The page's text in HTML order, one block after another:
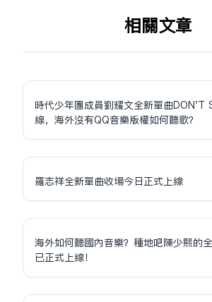
相关文章
時代少年團成員劉耀文全新單曲DON'T
線，海外沒有QQ音樂版權如何聽歌？
羅志祥全新單曲收場今日正式上線
海外如何聽國內音樂？種地吧陳少熙的
已正式上線！